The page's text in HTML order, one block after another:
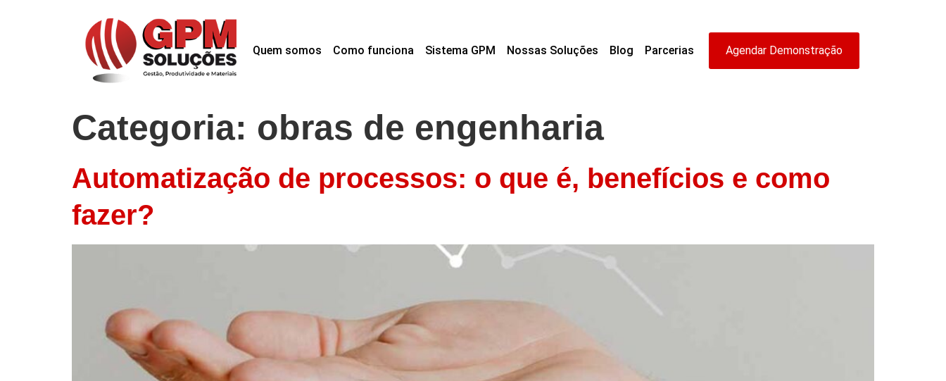
Quem somos Como funciona Sistema GPM Nossas Soluções Blog Parcerias Agendar Demonstração
Categoria: obras de engenharia
Automatização de processos: o que é, benefícios e como
fazer?